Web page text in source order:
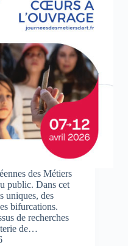
des Métiers
public. Dans cet
uniques, des
bifurcations.
de recherches
de…